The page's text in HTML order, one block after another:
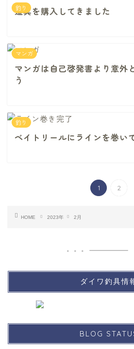
釣り
道具を購入してきました
マンガ
マンガは自己啓発書より意外
う
釣り
ベイトリールにラインを巻い
1 2
HOME 2023年 2月
ダイワ釣具情
BLOG